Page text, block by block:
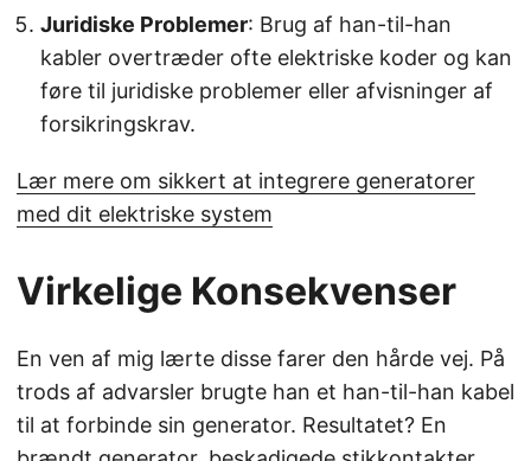
Juridiske Problemer: Brug af han-til-han
kabler overtræder ofte elektriske koder og kan
føre til juridiske problemer eller afvisninger af
forsikringskrav.
Lær mere om sikkert at integrere generatorer
med dit elektriske system
Virkelige Konsekvenser
En ven af mig lærte disse farer den hårde vej. På
trods af advarsler brugte han et han-til-han kabel
til at forbinde sin generator. Resultatet? En